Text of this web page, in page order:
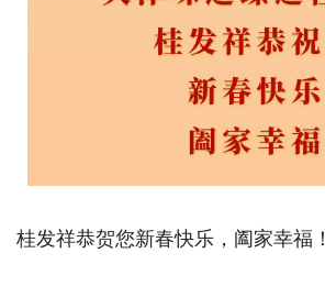
桂发祥恭贺您新春快乐，阖家幸福！